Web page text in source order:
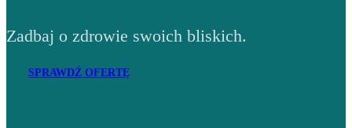
Zadbaj o zdrowie swoich bliskich.
SPRAWDŹ OFERTĘ